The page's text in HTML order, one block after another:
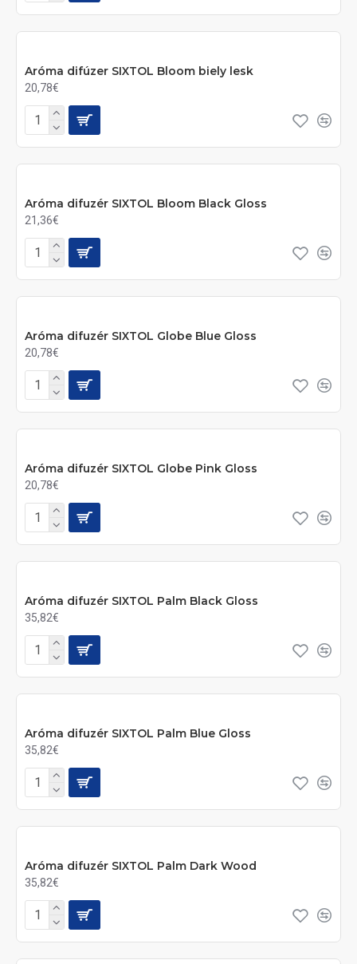
Aróma difúzer SIXTOL Bloom biely lesk
20,78€
Aróma difuzér SIXTOL Bloom Black Gloss
21,36€
Aróma difuzér SIXTOL Globe Blue Gloss
20,78€
Aróma difuzér SIXTOL Globe Pink Gloss
20,78€
Aróma difuzér SIXTOL Palm Black Gloss
35,82€
Aróma difuzér SIXTOL Palm Blue Gloss
35,82€
Aróma difuzér SIXTOL Palm Dark Wood
35,82€